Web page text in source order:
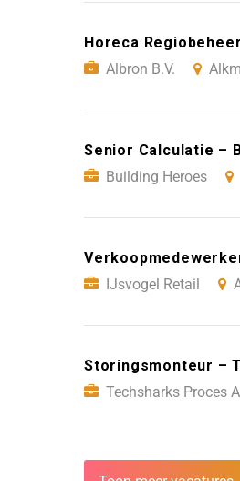
Horeca
Albron B.V.
Senior Calculatie –
Building Heroes
IJsvogel Retail
Storingsmonteur –
Techsharks Proces